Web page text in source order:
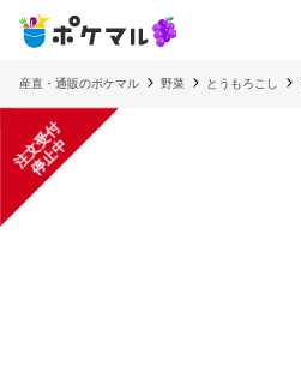
産直・通販のポケマル 野菜 とうもろこし
注
文
受
付
停
止
中